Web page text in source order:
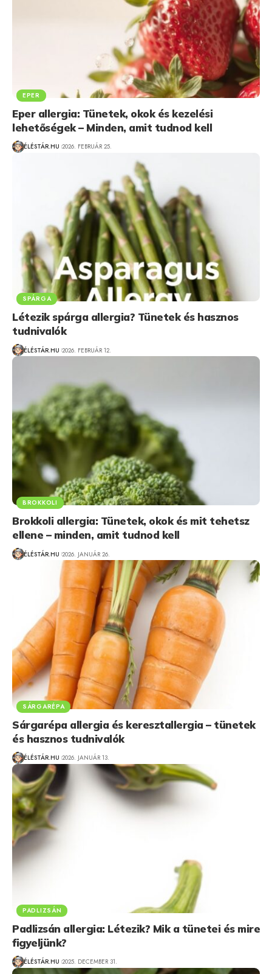
EPER
Eper allergia: Tünetek, okok és kezelési
lehetőségek – Minden, amit tudnod kell
ÉLÉSTÁR.HU 2026. FEBRUÁR 25.
SPÁRGA
Létezik spárga allergia? Tünetek és hasznos
tudnivalók
ÉLÉSTÁR.HU 2026. FEBRUÁR 12.
BROKKOLI
Brokkoli allergia: Tünetek, okok és mit tehetsz
ellene – minden, amit tudnod kell
ÉLÉSTÁR.HU 2026. JANUÁR 26.
SÁRGARÉPA
Sárgarépa allergia és keresztallergia – tünetek
és hasznos tudnivalók
ÉLÉSTÁR.HU 2026. JANUÁR 13.
PADLIZSÁN
Padlizsán allergia: Létezik? Mik a tünetei és mire
figyeljünk?
ÉLÉSTÁR.HU 2025. DECEMBER 31.